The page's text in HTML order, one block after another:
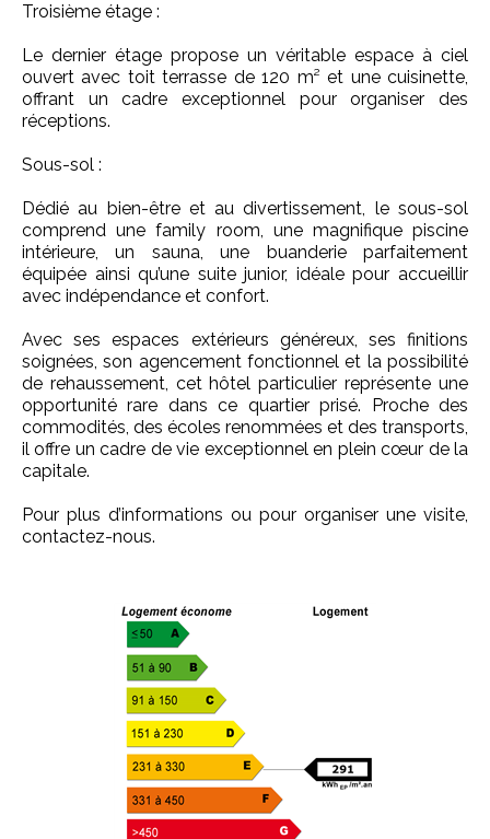
Troisième étage :
Le dernier étage propose un véritable espace à ciel
ouvert avec toit terrasse de 120 m² et une cuisinette,
offrant un cadre exceptionnel pour organiser des
réceptions.
Sous-sol :
Dédié au bien-être et au divertissement, le sous-sol
comprend une family room, une magnifique piscine
intérieure, un sauna, une buanderie parfaitement
équipée ainsi qu’une suite junior, idéale pour accueillir
avec indépendance et confort.
Avec ses espaces extérieurs généreux, ses finitions
soignées, son agencement fonctionnel et la possibilité
de rehaussement, cet hôtel particulier représente une
opportunité rare dans ce quartier prisé. Proche des
commodités, des écoles renommées et des transports,
il offre un cadre de vie exceptionnel en plein cœur de la
capitale.
Pour plus d’informations ou pour organiser une visite,
contactez-nous.